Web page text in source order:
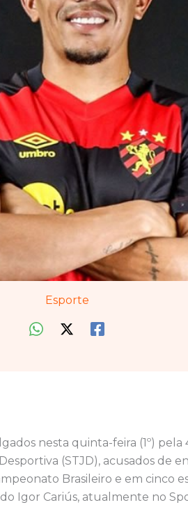
Esporte
nesta quinta-feira (1º) pela
(STJD), acusados de
Brasileiro e em cinco
Igor Cariús, atualmente no